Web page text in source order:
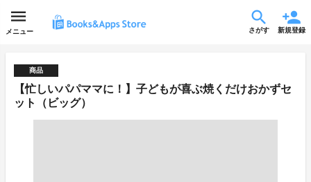
メニュー さがす 新規登録
商品
【忙しいパパママに！】子どもが喜ぶ焼くだけおかずセ
ット（ビッグ）